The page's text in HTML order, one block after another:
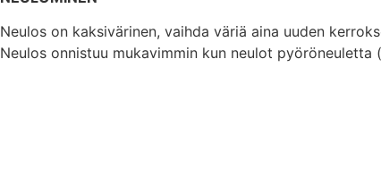
Neulos on kaksivärinen, vaihda väriä aina uuden
Neulos onnistuu mukavimmin kun neulot pyöröneuletta